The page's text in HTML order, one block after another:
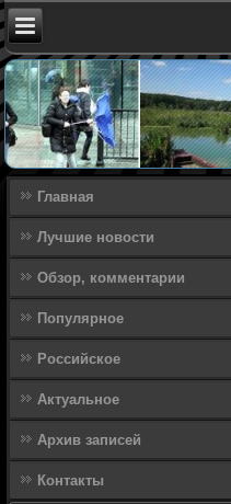
Главная
Лучшие новости
Обзор, комментарии
Популярное
Российское
Актуальное
Архив записей
Контакты